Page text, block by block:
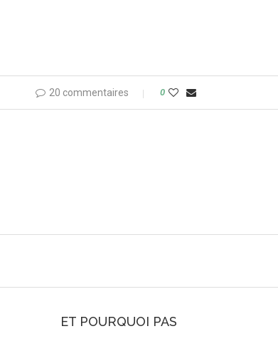
20 commentaires 0
ET POURQUOI PAS